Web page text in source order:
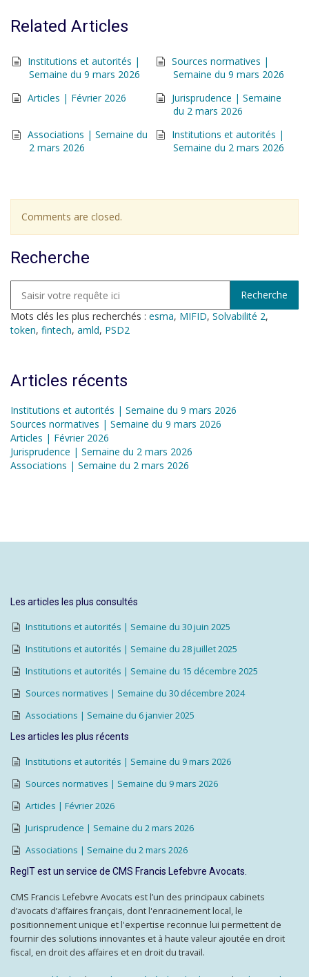
Related Articles
Institutions et autorités |
Semaine du 9 mars 2026
Sources normatives |
Semaine du 9 mars 2026
Articles | Février 2026
Jurisprudence | Semaine
du 2 mars 2026
Associations | Semaine du
2 mars 2026
Institutions et autorités |
Semaine du 2 mars 2026
Comments are closed.
Recherche
Mots clés les plus recherchés : esma, MIFID, Solvabilité 2,
token, fintech, amld, PSD2
Articles récents
Institutions et autorités | Semaine du 9 mars 2026
Sources normatives | Semaine du 9 mars 2026
Articles | Février 2026
Jurisprudence | Semaine du 2 mars 2026
Associations | Semaine du 2 mars 2026
Les articles les plus consultés
Institutions et autorités | Semaine du 30 juin 2025
Institutions et autorités | Semaine du 28 juillet 2025
Institutions et autorités | Semaine du 15 décembre 2025
Sources normatives | Semaine du 30 décembre 2024
Associations | Semaine du 6 janvier 2025
Les articles les plus récents
Institutions et autorités | Semaine du 9 mars 2026
Sources normatives | Semaine du 9 mars 2026
Articles | Février 2026
Jurisprudence | Semaine du 2 mars 2026
Associations | Semaine du 2 mars 2026
RegIT est un service de CMS Francis Lefebvre Avocats.
CMS Francis Lefebvre Avocats est l’un des principaux cabinets
d’avocats d’affaires français, dont l'enracinement local, le
positionnement unique et l'expertise reconnue lui permettent de
fournir des solutions innovantes et à haute valeur ajoutée en droit
fiscal, en droit des affaires et en droit du travail.